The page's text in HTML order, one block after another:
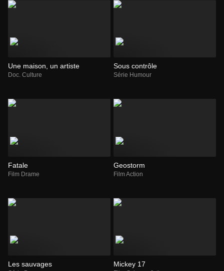
Une maison, un artiste
Doc. Culture
Sous contrôle
Série Humour
Fatale
Film Drame
Geostorm
Film Action
Les sauvages Mickey 17